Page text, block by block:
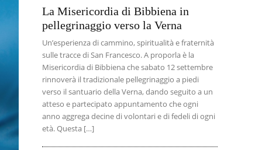
La Misericordia di Bibbiena in
pellegrinaggio verso la Verna
Un’esperienza di cammino, spiritualità e fraternità
sulle tracce di San Francesco. A proporla è la
Misericordia di Bibbiena che sabato 12 settembre
rinnoverà il tradizionale pellegrinaggio a piedi
verso il santuario della Verna, dando seguito a un
atteso e partecipato appuntamento che ogni
anno aggrega decine di volontari e di fedeli di ogni
età. Questa […]